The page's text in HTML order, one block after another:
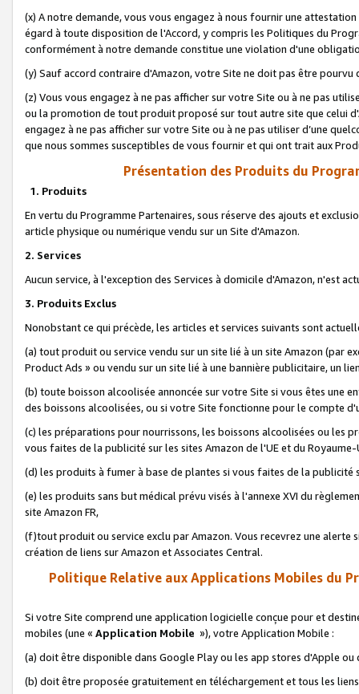
(x) A notre demande, vous vous engagez à nous fournir une
égard à toute disposition de l'Accord, y compris les Politiques du
conformément à notre demande constitue une violation d'une
(y) Sauf accord contraire d'Amazon, votre Site ne doit pas être
(z) Vous vous engagez à ne pas afficher sur votre Site ou à ne pas
ou la promotion de tout produit proposé sur tout autre site que celui
engagez à ne pas afficher sur votre Site ou à ne pas utiliser d’une
que nous sommes susceptibles de vous fournir et qui ont trait aux
Présentation des Produits du
1. Produits
En vertu du Programme Partenaires, sous réserve des ajouts et
article physique ou numérique vendu sur un Site d'Amazon.
2. Services
Aucun service, à l'exception des Services à domicile d'Amazon, n'est
3. Produits Exclus
Nonobstant ce qui précède, les articles et services suivants sont
(a) tout produit ou service vendu sur un site lié à un site Amazon (par
Product Ads » ou vendu sur un site lié à une bannière publicitaire, un
(b) toute boisson alcoolisée annoncée sur votre Site si vous êtes une
des boissons alcoolisées, ou si votre Site fonctionne pour le compte
(c) les préparations pour nourrissons, les boissons alcoolisées ou les
vous faites de la publicité sur les sites Amazon de l'UE et du Royaume-
(d) les produits à fumer à base de plantes si vous faites de la publicité
(e) les produits sans but médical prévu visés à l'annexe XVI du
site Amazon FR,
(f)tout produit ou service exclu par Amazon. Vous recevrez une alerte
création de liens sur Amazon et Associates Central.
Politique Relative aux Applications Mobiles du
Si votre Site comprend une application logicielle conçue pour et
mobiles (une « Application Mobile »), votre Application Mobile :
(a) doit être disponible dans Google Play ou les app stores d'Apple ou
(b) doit être proposée gratuitement en téléchargement et tous les